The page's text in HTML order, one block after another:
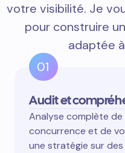
votre visibilité. Je
pour construire
adaptée
01
Audit et
Analyse complète
concurrence et de
une stratégie sur des